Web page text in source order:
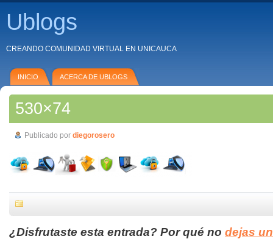
Ublogs
CREANDO COMUNIDAD VIRTUAL EN UNICAUCA
INICIO ACERCA DE UBLOGS
530×74
Publicado por diegorosero
¿Disfrutaste esta entrada? Por qué no dejas